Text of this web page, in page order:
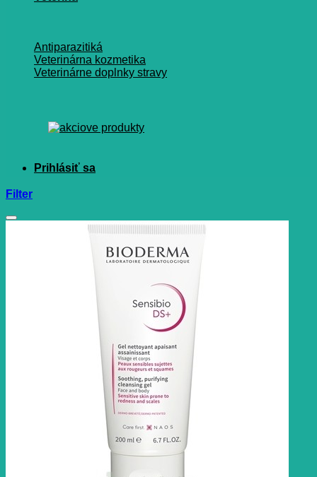
Antiparazitiká
Veterinárna kozmetika
Veterinárne doplnky stravy
Filter